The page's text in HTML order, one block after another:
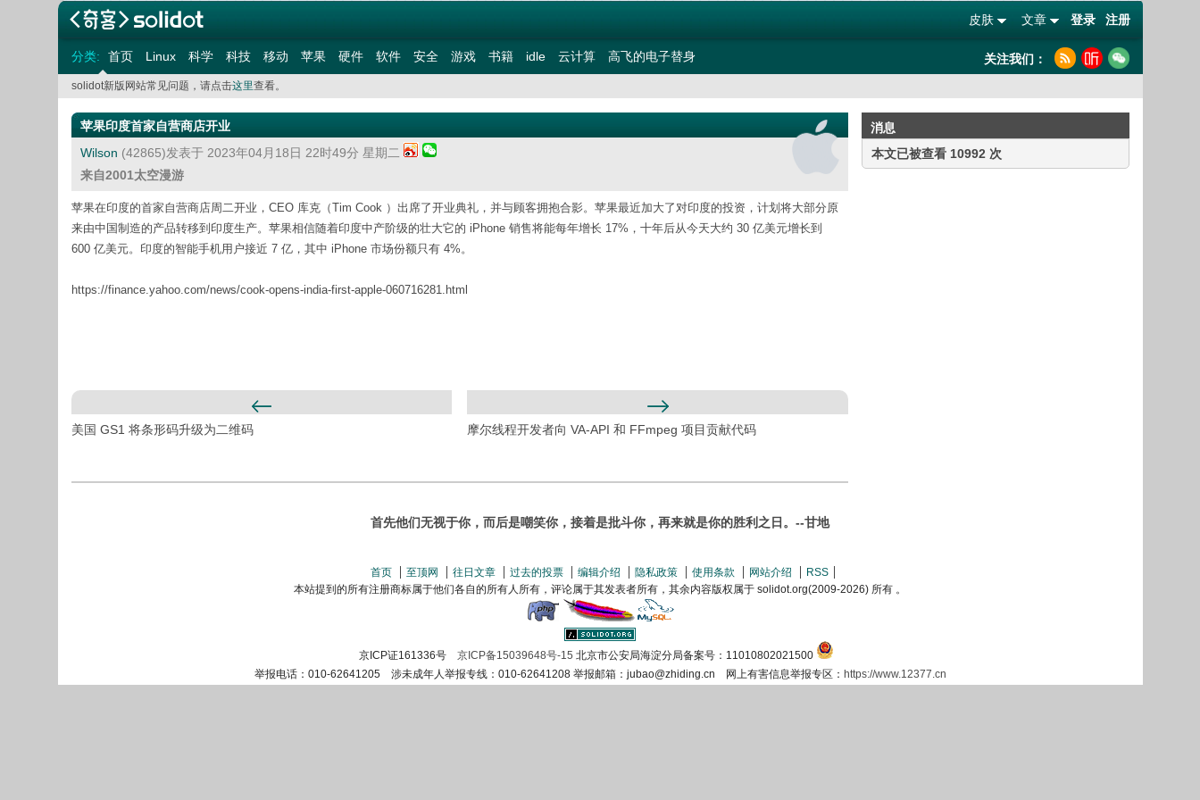
登录 注册
文章
皮肤
分类: 首页 Linux 科学 科技 移动 苹果 硬件 软件 安全 游戏 书籍 idle 云计算 高飞的电子替身 关注我们：
solidot新版网站常见问题，请点击这里查看。
消息
本文已被查看 10992 次
苹果印度首家自营商店开业
Wilson (42865)发表于 2023年04月18日 22时49分 星期二
来自2001太空漫游
苹果在印度的首家自营商店周二开业，CEO 库克（Tim Cook ）出席了开业典礼，并与顾客拥抱合影。苹果最近加大了对印度的投资，计划将大部分原
来由中国制造的产品转移到印度生产。苹果相信随着印度中产阶级的壮大它的 iPhone 销售将能每年增长 17%，十年后从今天大约 30 亿美元增长到
600 亿美元。印度的智能手机用户接近 7 亿，其中 iPhone 市场份额只有 4%。
https://finance.yahoo.com/news/cook-opens-india-first-apple-060716281.html
美国 GS1 将条形码升级为二维码 摩尔线程开发者向 VA-API 和 FFmpeg 项目贡献代码
首先他们无视于你，而后是嘲笑你，接着是批斗你，再来就是你的胜利之日。--甘地
首页 至顶网 往日文章 过去的投票 编辑介绍 隐私政策 使用条款 网站介绍
RSS
本站提到的所有注册商标属于他们各自的所有人所有，评论属于其发表者所有，其余内容版权属于 solidot.org(2009-2026) 所有 。
京ICP证161336号 京ICP备15039648号-15 北京市公安局海淀分局备案号：11010802021500
举报电话：010-62641205 涉未成年人举报专线：010-62641208 举报邮箱：jubao@zhiding.cn 网上有害信息举报专区： https://www.12377.cn